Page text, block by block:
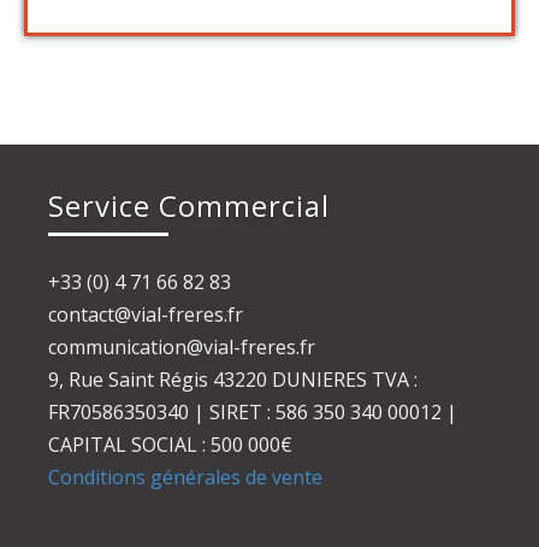
Service Commercial
+33 (0) 4 71 66 82 83
contact@vial-freres.fr
communication@vial-freres.fr
9, Rue Saint Régis 43220 DUNIERES TVA :
FR70586350340 | SIRET : 586 350 340 00012 |
CAPITAL SOCIAL : 500 000€
Conditions générales de vente